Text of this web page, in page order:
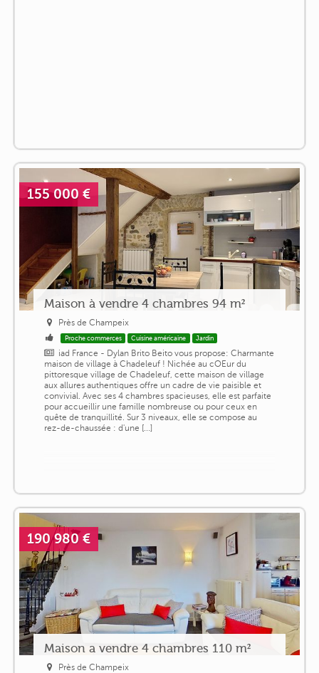
155 000 €
Maison à vendre 4 chambres 94 m²
Près de Champeix
Proche commerces Cuisine américaine Jardin
iad France - Dylan Brito Beito vous propose: Charmante
maison de village à Chadeleuf ! Nichée au cOEur du
pittoresque village de Chadeleuf, cette maison de village
aux allures authentiques offre un cadre de vie paisible et
convivial. Avec ses 4 chambres spacieuses, elle est parfaite
pour accueillir une famille nombreuse ou pour ceux en
quête de tranquillité. Sur 3 niveaux, elle se compose au
rez-de-chaussée : d'une [...]
190 980 €
Maison a vendre 4 chambres 110 m²
Près de Champeix